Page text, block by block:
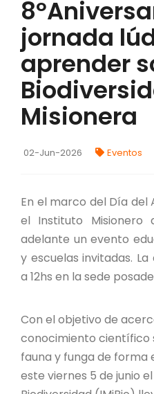
FORTALECIMIENTO
ALIMENTICIOS
BIODIVERSIDAD Y
INVENTARIO DE LA
PROGRAMAS
PROYECTO ÁGUILAS
jornada
aprender
Misionera
02-Jun-2026 Eventos
En el marco del Día del
el Instituto Misionero
adelante un evento
y escuelas invitadas.
a 12hs en la sede
Con el objetivo de
conocimiento científico
fauna y funga de forma
este viernes 5 de junio